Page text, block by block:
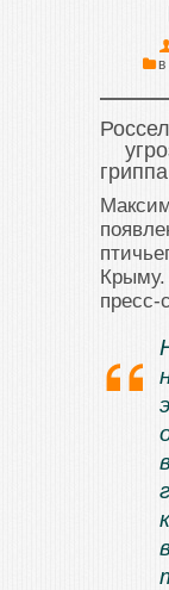
в
пресс-